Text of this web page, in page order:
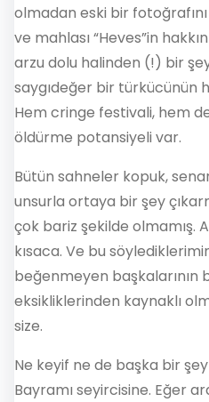
olmadan eski bir
ve mahlası “Heves”in
arzu dolu halinden (!) bir
saygıdeğer bir türkücünün
Hem cringe festivali, hem de
öldürme potansiyeli var.
Bütün sahneler kopuk,
unsurla ortaya bir şey
çok bariz şekilde olmamış.
kısaca. Ve bu
beğenmeyen
eksikliklerinden kaynaklı
size.
Ne keyif ne de başka bir
Bayramı seyircisine. Eğer